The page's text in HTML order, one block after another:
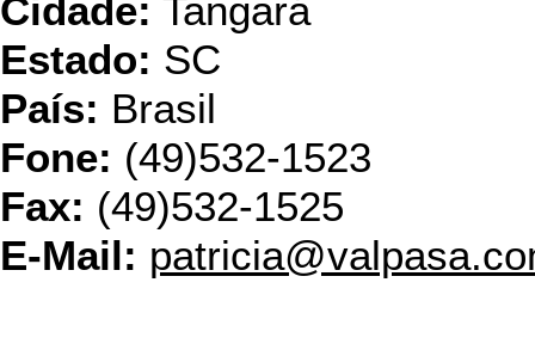
Cidade: Tangará
Estado: SC
País: Brasil
Fone: (49)532-1523
Fax: (49)532-1525
E-Mail: